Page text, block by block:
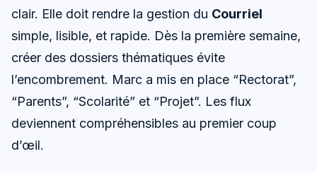
clair. Elle doit rendre la gestion du Courriel
simple, lisible, et rapide. Dès la première semaine,
créer des dossiers thématiques évite
l’encombrement. Marc a mis en place “Rectorat”,
“Parents”, “Scolarité” et “Projet”. Les flux
deviennent compréhensibles au premier coup
d’œil.